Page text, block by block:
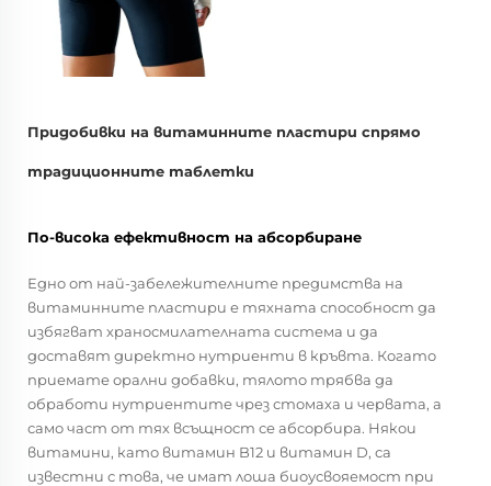
Придобивки на витаминните пластири спрямо
традиционните таблетки
По-висока ефективност на абсорбиране
Едно от най-забележителните предимства на
витаминните пластири е тяхната способност да
избягват храносмилателната система и да
доставят директно нутриенти в кръвта. Когато
приемате орални добавки, тялото трябва да
обработи нутриентите чрез стомаха и червата, а
само част от тях всъщност се абсорбира. Някои
витамини, като витамин B12 и витамин D, са
известни с това, че имат лоша биоусвояемост при